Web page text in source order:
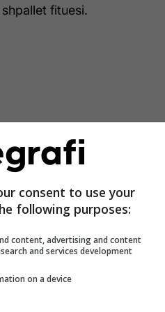
fituesi.
të Futbollit,
deri më 31 maj, që
consent to use your
following purposes:
content, advertising and content
and services development
on a device